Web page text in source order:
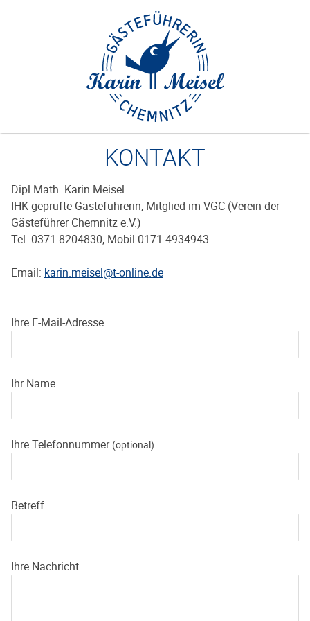
KONTAKT
Dipl.Math. Karin Meisel
IHK-geprüfte Gästeführerin, Mitglied im VGC (Verein der
Gästeführer Chemnitz e.V.)
Tel. 0371 8204830, Mobil 0171 4934943
Email: karin.meisel@t-online.de
Ihre E-Mail-Adresse
Ihr Name
Ihre Telefonnummer (optional)
Betreff
Ihre Nachricht